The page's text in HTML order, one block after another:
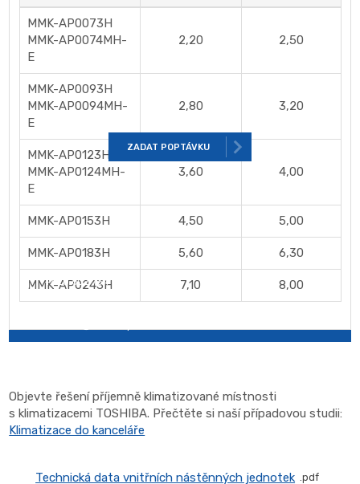
Funkce samočištění: zamezuje vzniku plísní
Kvalitní a účinná filtrace vzduchu
Nízká hlučnost - pouhých 28 dB(A)
Optimální distribuce vzduchu
MMK-AP0073H
MMK-AP0074MH-
E
2,20 2,50
MMK-AP0093H
MMK-AP0094MH-
E
2,80 3,20
MMK-AP0123H
MMK-AP0124MH-
E
3,60 4,00
MMK-AP0153H 4,50 5,00
MMK-AP0183H 5,60 6,30
MMK-AP0243H 7,10 8,00
Kód produktu: Nástěnné jednotky
ZADAT POPTÁVKU
Ochotně vám poradíme
+420 602 734 038
Objevte řešení příjemně klimatizované místnosti
s klimatizacemi TOSHIBA. Přečtěte si naší případovou studii:
Klimatizace do kanceláře
Technická data vnitřních nástěnných jednotek
pdf